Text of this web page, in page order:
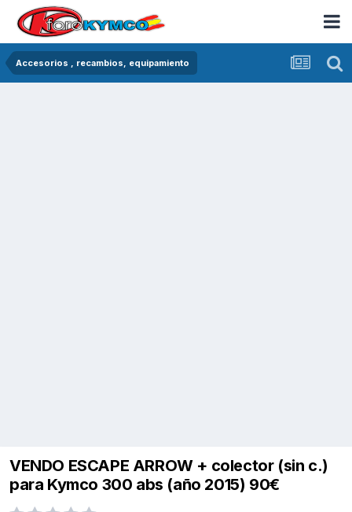
Accesorios , recambios, equipamiento
VENDO ESCAPE ARROW + colector (sin c.)
para Kymco 300 abs (año 2015) 90€